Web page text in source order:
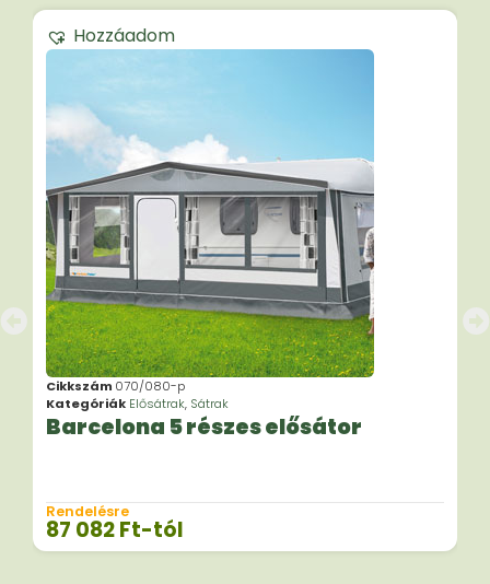
Hozzáadom
Cikkszám 070/080-p
Kategóriák Elősátrak, Sátrak
Barcelona 5 részes elősátor
Rendelésre
87 082Ft-tól